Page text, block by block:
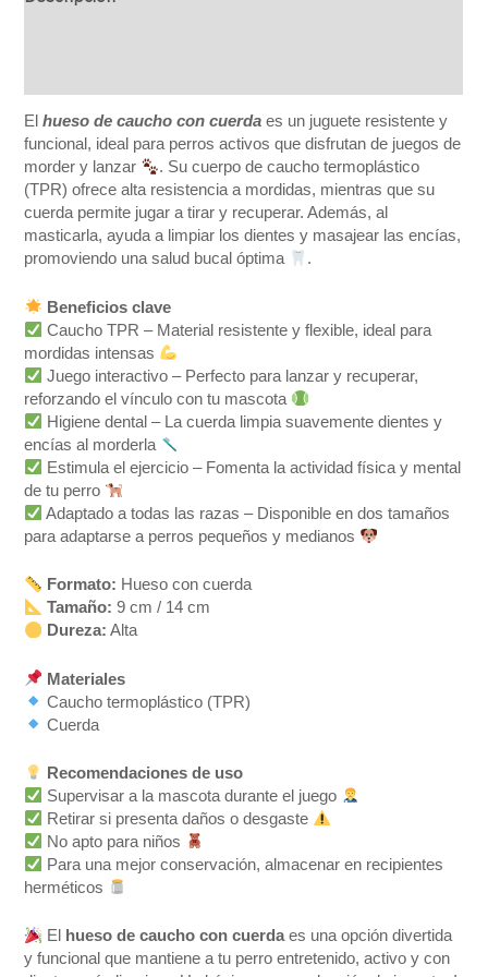
Elhueso de caucho con cuerda es un juguete resistente y
funcional, ideal para perros activos que disfrutan de juegos de
morder y lanzar
. Su cuerpo de caucho termoplástico
(TPR) ofrece alta resistencia a mordidas, mientras que su
cuerda permite jugar a tirar y recuperar. Además, al
masticarla, ayuda a limpiar los dientes y masajear las encías,
promoviendo una salud bucal óptima
.
Beneficios clave
Caucho TPR – Material resistente y flexible, ideal para
mordidas intensas
Juego interactivo – Perfecto para lanzar y recuperar,
reforzando el vínculo con tu mascota
Higiene dental – La cuerda limpia suavemente dientes y
encías al morderla
Estimula el ejercicio – Fomenta la actividad física y mental
de tu perro
Adaptado a todas las razas – Disponible en dos tamaños
para adaptarse a perros pequeños y medianos
Formato: Hueso con cuerda
Tamaño: 9 cm / 14 cm
Dureza: Alta
Materiales
Caucho termoplástico (TPR)
Cuerda
Recomendaciones de uso
Supervisar a la mascota durante el juego
Retirar si presenta daños o desgaste
No apto para niños
Para una mejor conservación, almacenar en recipientes
herméticos
El hueso de caucho con cuerda es una opción divertida
y funcional que mantiene a tu perro entretenido, activo y con